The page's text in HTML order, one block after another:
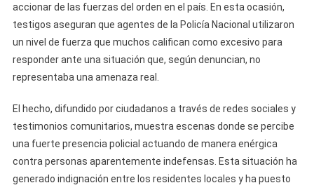
De
Ávila
Represión
Policial
Desmedida
Intervenir
En
Una
accionar de las fuerzas del orden en el país. En esta ocasión,
testigos aseguran que agentes de la Policía Nacional utilizaron
un nivel de fuerza que muchos califican como excesivo para
responder ante una situación que, según denuncian, no
representaba una amenaza real.
El hecho, difundido por ciudadanos a través de redes sociales y
testimonios comunitarios, muestra escenas donde se percibe
una fuerte presencia policial actuando de manera enérgica
contra personas aparentemente indefensas. Esta situación ha
generado indignación entre los residentes locales y ha puesto